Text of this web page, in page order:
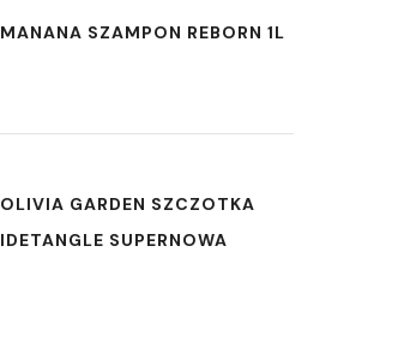
MANANA SZAMPON REBORN 1L
OLIVIA GARDEN SZCZOTKA
IDETANGLE SUPERNOWA